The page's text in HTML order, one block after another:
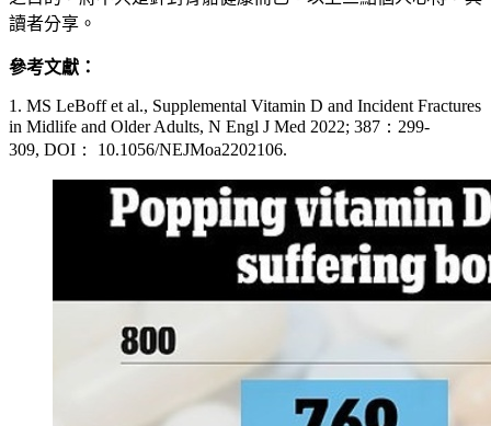
讀者分享。
參考文獻：
1. MS LeBoff et al., Supplemental Vitamin D and Incident Fractures
in Midlife and Older Adults, N Engl J Med 2022; 387：299-
309, DOI： 10.1056/NEJMoa2202106.